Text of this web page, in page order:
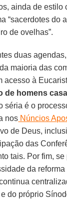
ainda de estilo
“sacerdotes do
de ovelhas”.
duas
maioria das
acesso à
de homens
séria é o
nos Núncios
de Deus,
das
tais. Por fim, se
da reforma
do próprio